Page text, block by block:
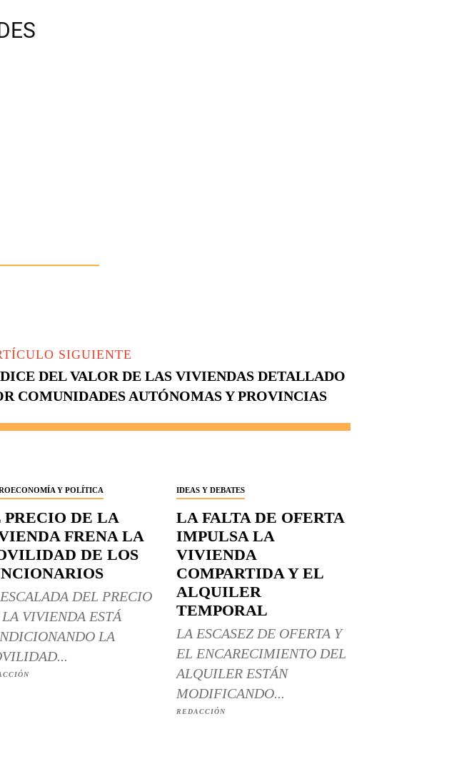
SIGUIENTE
DEL VALOR DE LAS VIVIENDAS DETALLADO
COMUNIDADES AUTÓNOMAS Y PROVINCIAS
Y POLÍTICA
PRECIO DE LA
FRENA LA
DE LOS
DEL PRECIO
VIVIENDA ESTÁ
LA
IDEAS Y DEBATES
LA FALTA DE OFERTA
IMPULSA LA
VIVIENDA
COMPARTIDA Y EL
ALQUILER
TEMPORAL
LA ESCASEZ DE OFERTA Y
EL ENCARECIMIENTO DEL
ALQUILER ESTÁN
MODIFICANDO...
REDACCIÓN